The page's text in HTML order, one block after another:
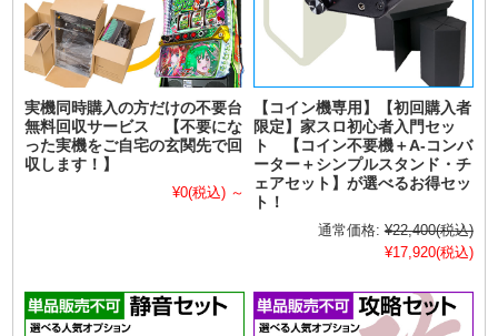
実機同時購入の方だけの不要台
無料回収サービス 【不要にな
った実機をご自宅の玄関先で回
収します！】
¥0(税込) ～
【コイン機専用】【初回購入者
限定】家スロ初心者入門セッ
ト 【コイン不要機＋A-コンバ
ーター＋シンプルスタンド・チ
ェアセット】が選べるお得セッ
ト！
通常価格: ¥22,400(税込)
¥17,920(税込)